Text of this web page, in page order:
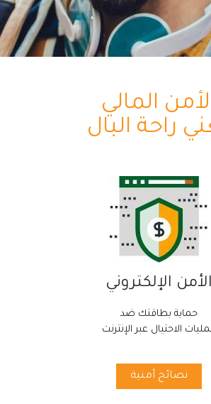
المالي
راحة البال
الأمن الإلكتروني
حماية بطاقتك ضد
الاحتيال عبر الإنترنت
نصائح أمنية